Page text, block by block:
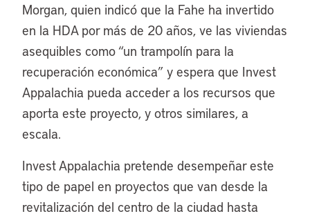
Morgan, quien indicó que la Fahe ha invertido
en la HDA por más de 20 años, ve las viviendas
asequibles como “un trampolín para la
recuperación económica” y espera que Invest
Appalachia pueda acceder a los recursos que
aporta este proyecto, y otros similares, a
escala.
Invest Appalachia pretende desempeñar este
tipo de papel en proyectos que van desde la
revitalización del centro de la ciudad hasta